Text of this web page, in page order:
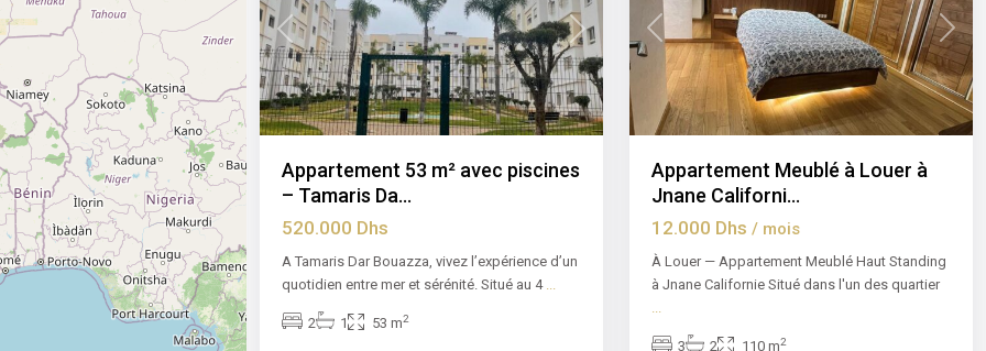
Previous Next
Appartement 53 m² avec piscines
– Tamaris Da...
520.000 Dhs
A Tamaris Dar Bouazza, vivez l’expérience d’un
quotidien entre mer et sérénité. Situé au 4 ...
2 1 53 m2
Previous Next
Appartement Meublé à Louer à
Jnane Californi...
12.000 Dhs / mois
À Louer — Appartement Meublé Haut Standing
à Jnane Californie Situé dans l'un des quartier
3 2 110 m2